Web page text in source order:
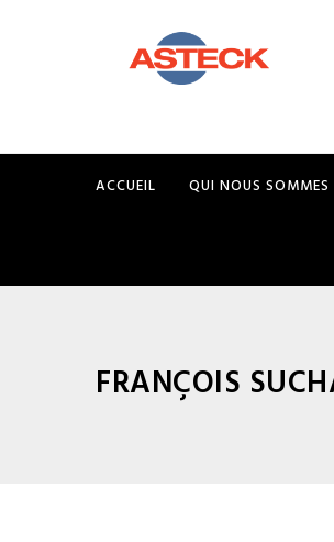
ACCUEIL QUI NOUS SOMMES
FRANÇOIS